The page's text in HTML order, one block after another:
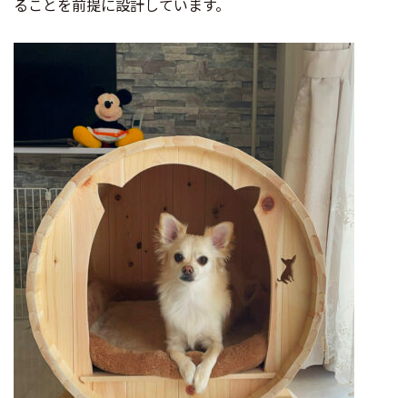
ることを前提に設計しています。